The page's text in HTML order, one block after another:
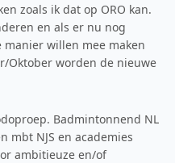
zoals ik dat op ORO kan.
en als er nu nog
willen mee maken
Oktober worden de nieuwe
Badmintonnend NL
mbt NJS en academies
ambitieuze en/of